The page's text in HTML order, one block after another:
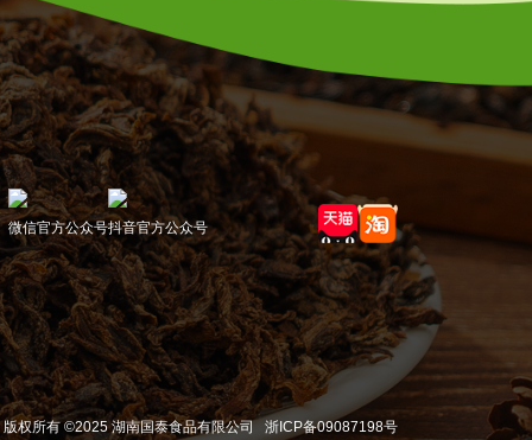
微信官方公众号抖音官方公众号
版权所有 ©2025 湖南国泰食品有限公司 浙ICP备09087198号